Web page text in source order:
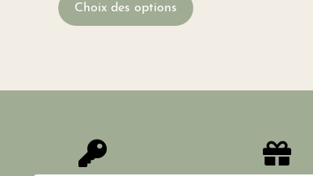
Choix des options